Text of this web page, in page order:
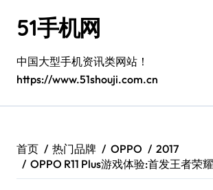
51手机网
中国大型手机资讯类网站！
https://www.51shouji.com.cn
首页 热门品牌 OPPO
2017
OPPO R11 Plus游戏体验:首发王者荣